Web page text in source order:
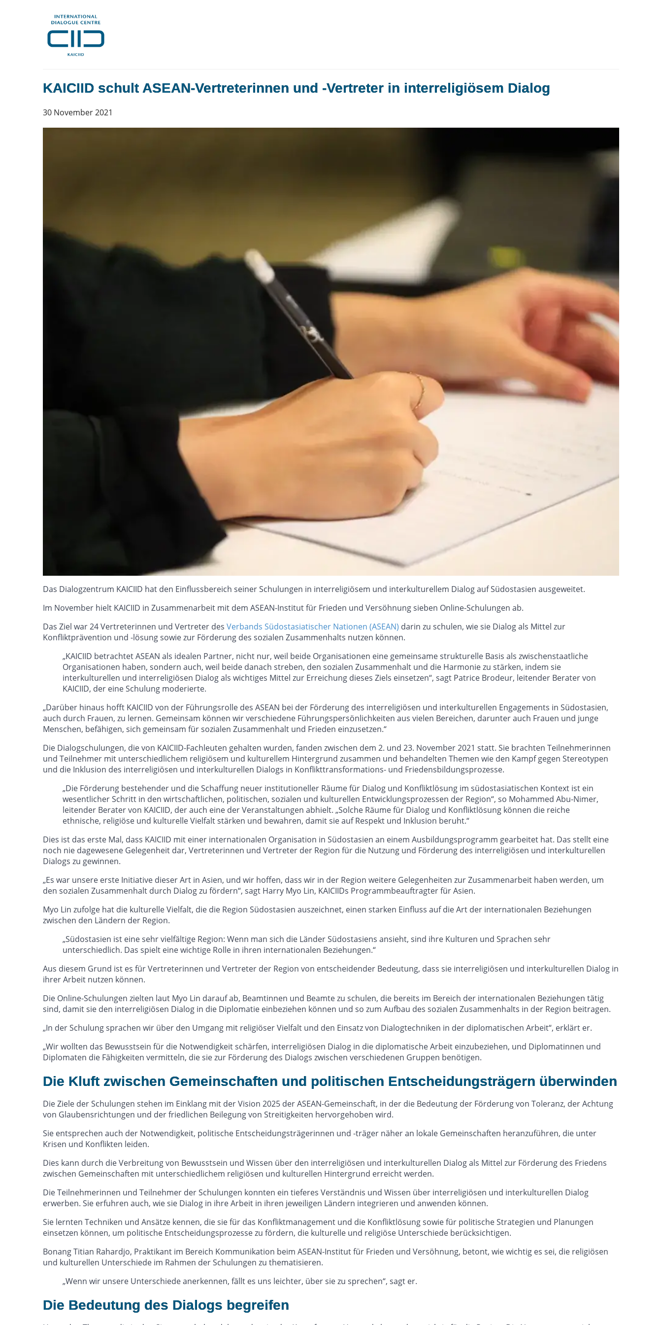
KAICIID schult ASEAN-Vertreterinnen und -Vertreter in interreligiösem Dialog
30 November 2021
Das Dialogzentrum KAICIID hat den Einflussbereich seiner Schulungen in interreligiösem und interkulturellem Dialog auf Südostasien ausgeweitet.
Im November hielt KAICIID in Zusammenarbeit mit dem ASEAN-Institut für Frieden und Versöhnung sieben Online-Schulungen ab.
Das Ziel war 24 Vertreterinnen und Vertreter des Verbands Südostasiatischer Nationen (ASEAN) darin zu schulen, wie sie Dialog als Mittel zur
Konfliktprävention und -lösung sowie zur Förderung des sozialen Zusammenhalts nutzen können.
„KAICIID betrachtet ASEAN als idealen Partner, nicht nur, weil beide Organisationen eine gemeinsame strukturelle Basis als zwischenstaatliche
Organisationen haben, sondern auch, weil beide danach streben, den sozialen Zusammenhalt und die Harmonie zu stärken, indem sie
interkulturellen und interreligiösen Dialog als wichtiges Mittel zur Erreichung dieses Ziels einsetzen“, sagt Patrice Brodeur, leitender Berater von
KAICIID, der eine Schulung moderierte.
„Darüber hinaus hofft KAICIID von der Führungsrolle des ASEAN bei der Förderung des interreligiösen und interkulturellen Engagements in Südostasien,
auch durch Frauen, zu lernen. Gemeinsam können wir verschiedene Führungspersönlichkeiten aus vielen Bereichen, darunter auch Frauen und junge
Menschen, befähigen, sich gemeinsam für sozialen Zusammenhalt und Frieden einzusetzen.“
Die Dialogschulungen, die von KAICIID-Fachleuten gehalten wurden, fanden zwischen dem 2. und 23. November 2021 statt. Sie brachten Teilnehmerinnen
und Teilnehmer mit unterschiedlichem religiösem und kulturellem Hintergrund zusammen und behandelten Themen wie den Kampf gegen Stereotypen
und die Inklusion des interreligiösen und interkulturellen Dialogs in Konflikttransformations- und Friedensbildungsprozesse.
„Die Förderung bestehender und die Schaffung neuer institutioneller Räume für Dialog und Konfliktlösung im südostasiatischen Kontext ist ein
wesentlicher Schritt in den wirtschaftlichen, politischen, sozialen und kulturellen Entwicklungsprozessen der Region“, so Mohammed Abu-Nimer,
leitender Berater von KAICIID, der auch eine der Veranstaltungen abhielt. „Solche Räume für Dialog und Konfliktlösung können die reiche
ethnische, religiöse und kulturelle Vielfalt stärken und bewahren, damit sie auf Respekt und Inklusion beruht.“
Dies ist das erste Mal, dass KAICIID mit einer internationalen Organisation in Südostasien an einem Ausbildungsprogramm gearbeitet hat. Das stellt eine
noch nie dagewesene Gelegenheit dar, Vertreterinnen und Vertreter der Region für die Nutzung und Förderung des interreligiösen und interkulturellen
Dialogs zu gewinnen.
„Es war unsere erste Initiative dieser Art in Asien, und wir hoffen, dass wir in der Region weitere Gelegenheiten zur Zusammenarbeit haben werden, um
den sozialen Zusammenhalt durch Dialog zu fördern“, sagt Harry Myo Lin, KAICIIDs Programmbeauftragter für Asien.
Myo Lin zufolge hat die kulturelle Vielfalt, die die Region Südostasien auszeichnet, einen starken Einfluss auf die Art der internationalen Beziehungen
zwischen den Ländern der Region.
„Südostasien ist eine sehr vielfältige Region: Wenn man sich die Länder Südostasiens ansieht, sind ihre Kulturen und Sprachen sehr
unterschiedlich. Das spielt eine wichtige Rolle in ihren internationalen Beziehungen.“
Aus diesem Grund ist es für Vertreterinnen und Vertreter der Region von entscheidender Bedeutung, dass sie interreligiösen und interkulturellen Dialog in
ihrer Arbeit nutzen können.
Die Online-Schulungen zielten laut Myo Lin darauf ab, Beamtinnen und Beamte zu schulen, die bereits im Bereich der internationalen Beziehungen tätig
sind, damit sie den interreligiösen Dialog in die Diplomatie einbeziehen können und so zum Aufbau des sozialen Zusammenhalts in der Region beitragen.
„In der Schulung sprachen wir über den Umgang mit religiöser Vielfalt und den Einsatz von Dialogtechniken in der diplomatischen Arbeit“, erklärt er.
„Wir wollten das Bewusstsein für die Notwendigkeit schärfen, interreligiösen Dialog in die diplomatische Arbeit einzubeziehen, und Diplomatinnen und
Diplomaten die Fähigkeiten vermitteln, die sie zur Förderung des Dialogs zwischen verschiedenen Gruppen benötigen.
Die Kluft zwischen Gemeinschaften und politischen Entscheidungsträgern überwinden
Die Ziele der Schulungen stehen im Einklang mit der Vision 2025 der ASEAN-Gemeinschaft, in der die Bedeutung der Förderung von Toleranz, der Achtung
von Glaubensrichtungen und der friedlichen Beilegung von Streitigkeiten hervorgehoben wird.
Sie entsprechen auch der Notwendigkeit, politische Entscheidungsträgerinnen und -träger näher an lokale Gemeinschaften heranzuführen, die unter
Krisen und Konflikten leiden.
Dies kann durch die Verbreitung von Bewusstsein und Wissen über den interreligiösen und interkulturellen Dialog als Mittel zur Förderung des Friedens
zwischen Gemeinschaften mit unterschiedlichem religiösen und kulturellen Hintergrund erreicht werden.
Die Teilnehmerinnen und Teilnehmer der Schulungen konnten ein tieferes Verständnis und Wissen über interreligiösen und interkulturellen Dialog
erwerben. Sie erfuhren auch, wie sie Dialog in ihre Arbeit in ihren jeweiligen Ländern integrieren und anwenden können.
Sie lernten Techniken und Ansätze kennen, die sie für das Konfliktmanagement und die Konfliktlösung sowie für politische Strategien und Planungen
einsetzen können, um politische Entscheidungsprozesse zu fördern, die kulturelle und religiöse Unterschiede berücksichtigen.
Bonang Titian Rahardjo, Praktikant im Bereich Kommunikation beim ASEAN-Institut für Frieden und Versöhnung, betont, wie wichtig es sei, die religiösen
und kulturellen Unterschiede im Rahmen der Schulungen zu thematisieren.
„Wenn wir unsere Unterschiede anerkennen, fällt es uns leichter, über sie zu sprechen“, sagt er.
Die Bedeutung des Dialogs begreifen